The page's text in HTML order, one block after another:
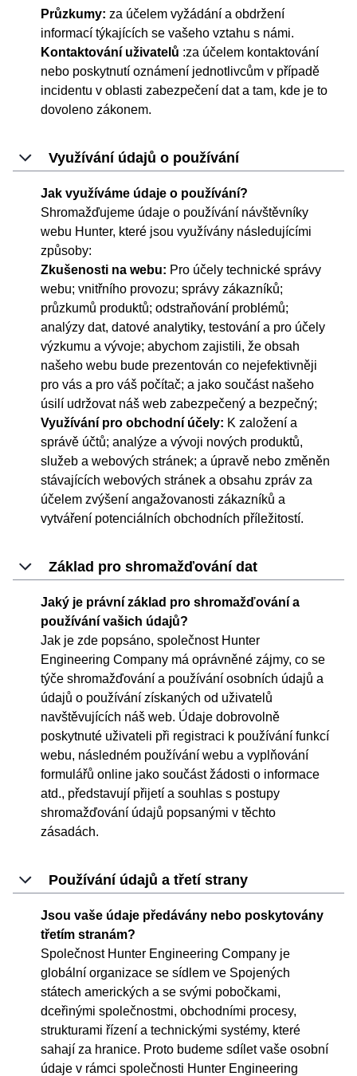
Průzkumy: za účelem vyžádání a obdržení
informací týkajících se vašeho vztahu s námi.
Kontaktování uživatelů :za účelem kontaktování
nebo poskytnutí oznámení jednotlivcům v případě
incidentu v oblasti zabezpečení dat a tam, kde je to
dovoleno zákonem.
Využívání údajů o používání
Jak využíváme údaje o používání?
Shromažďujeme údaje o používání návštěvníky
webu Hunter, které jsou využívány následujícími
způsoby:
Zkušenosti na webu: Pro účely technické správy
webu; vnitřního provozu; správy zákazníků;
průzkumů produktů; odstraňování problémů;
analýzy dat, datové analytiky, testování a pro účely
výzkumu a vývoje; abychom zajistili, že obsah
našeho webu bude prezentován co nejefektivněji
pro vás a pro váš počítač; a jako součást našeho
úsilí udržovat náš web zabezpečený a bezpečný;
Využívání pro obchodní účely: K založení a
správě účtů; analýze a vývoji nových produktů,
služeb a webových stránek; a úpravě nebo změněn
stávajících webových stránek a obsahu zpráv za
účelem zvýšení angažovanosti zákazníků a
vytváření potenciálních obchodních příležitostí.
Základ pro shromažďování dat
Jaký je právní základ pro shromažďování a
používání vašich údajů?
Jak je zde popsáno, společnost Hunter
Engineering Company má oprávněné zájmy, co se
týče shromažďování a používání osobních údajů a
údajů o používání získaných od uživatelů
navštěvujících náš web. Údaje dobrovolně
poskytnuté uživateli při registraci k používání funkcí
webu, následném používání webu a vyplňování
formulářů online jako součást žádosti o informace
atd., představují přijetí a souhlas s postupy
shromažďování údajů popsanými v těchto
zásadách.
Používání údajů a třetí strany
Jsou vaše údaje předávány nebo poskytovány
třetím stranám?
Společnost Hunter Engineering Company je
globální organizace se sídlem ve Spojených
státech amerických a se svými pobočkami,
dceřinými společnostmi, obchodními procesy,
strukturami řízení a technickými systémy, které
sahají za hranice. Proto budeme sdílet vaše osobní
údaje v rámci společnosti Hunter Engineering